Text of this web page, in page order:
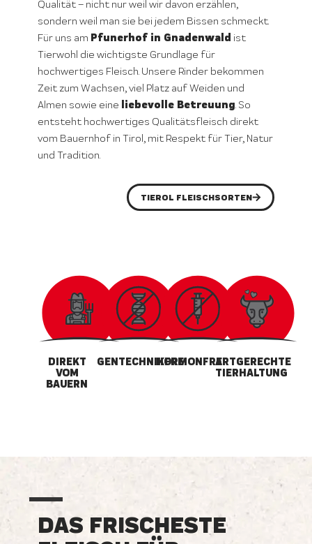
Qualität – nicht nur weil wir davon erzählen,
sondern weil man sie bei jedem Bissen schmeckt.
Für uns am Pfunerhof in Gnadenwald ist
Tierwohl die wichtigste Grundlage für
hochwertiges Fleisch. Unsere Rinder bekommen
Zeit zum Wachsen, viel Platz auf Weiden und
Almen sowie eine liebevolle Betreuung. So
entsteht hochwertiges Qualitätsfleisch direkt
vom Bauernhof in Tirol, mit Respekt für Tier, Natur
und Tradition.
TIEROL FLEISCHSORTEN
DIREKT
VOM
BAUERN
GENTECHNIKFREIHORMONFREIARTGERECHTE
TIERHALTUNG
DAS FRISCHESTE